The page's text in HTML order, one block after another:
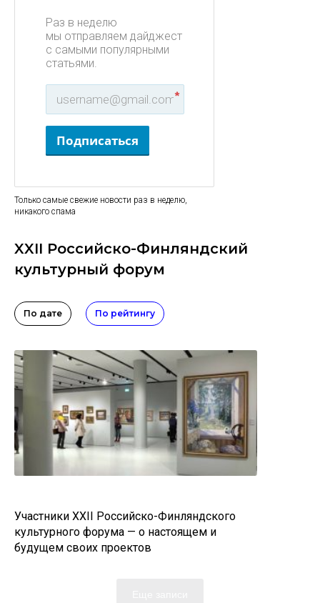
Раз в неделю
мы отправляем дайджест
с самыми популярными
статьями.
*
Подписаться
Только самые свежие новости раз в неделю,
никакого спама
XXII Российско-Финляндский
культурный форум
По дате По рейтингу
Участники XXII Российско-Финляндского
культурного форума — о настоящем и
будущем своих проектов